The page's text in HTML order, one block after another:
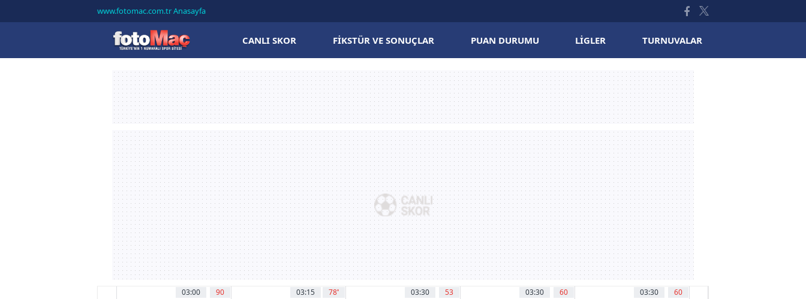
www.fotomac.com.tr Anasayfa
CANLI SKOR FIKSTÜR VE SONUÇLAR PUAN DURUMU LIGLER TURNUVALAR
03:00 90 03:15 78' 03:30 53 03:30 60 03:30 60